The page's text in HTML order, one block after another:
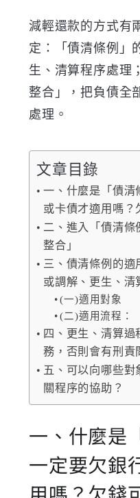
減輕還款的方式有
定：「債清條例」
生、清算程序處理
整合」，把負債全
處理。
文章目錄
一、什麼是「債清
或卡債才適用嗎？
二、進入「債清條
整合」
三、債清條例的適
或調解、更生、清
(一)適用對象
(二)適用流程：
四、更生、清算過
務，否則會有刑責
五、可以向哪些對
關程序的協助？
一、什麼是
一定要欠銀